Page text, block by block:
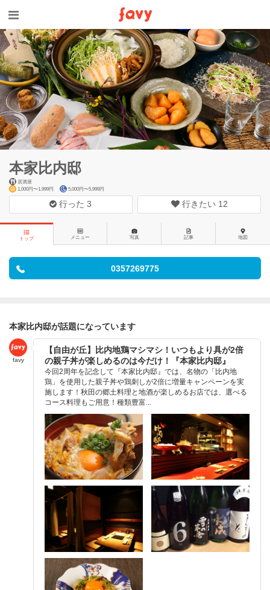
本家比内邸
居酒屋
1,000円〜1,999円
5,000円〜5,999円
行った3 行きたい 12
トップ メニュー 写真 記事 地図
0357269775
本家比内邸が話題になっています
favy
【自由が丘】比内地鶏マシマシ！いつもより具が2倍
の親子丼が楽しめるのは今だけ！『本家比内邸』
今回2周年を記念して『本家比内邸』では、名物の「比内地
鶏」を使用した親子丼や鶏刺しが2倍に増量キャンペーンを実
施します！秋田の郷土料理と地酒が楽しめるお店では、選べる
コース料理もご用意！種類豊富...